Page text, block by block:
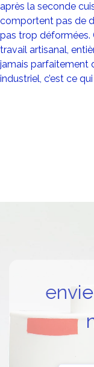
après la seconde
comportent pas de
pas trop déformées.
travail artisanal,
jamais parfaitement
industriel, c’est ce